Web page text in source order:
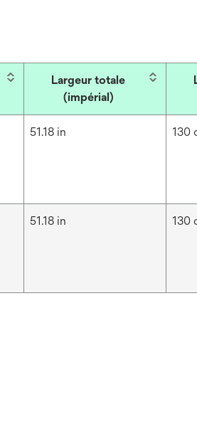
Largeur totale
(impérial)
51.18 in 130
51.18 in 130